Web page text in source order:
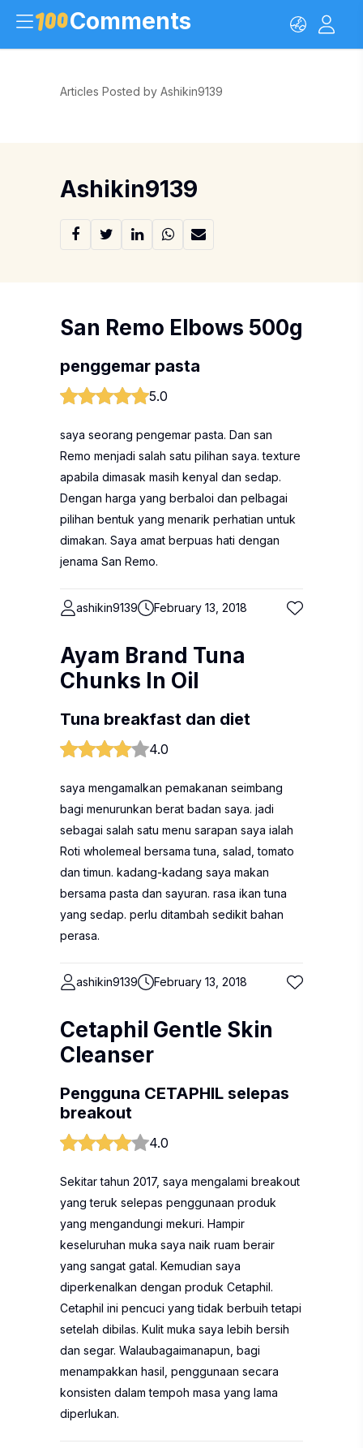
Comments
Articles Posted by Ashikin9139
Ashikin9139
San Remo Elbows 500g
penggemar pasta
5.0
saya seorang pengemar pasta. Dan san
Remo menjadi salah satu pilihan saya. texture
apabila dimasak masih kenyal dan sedap.
Dengan harga yang berbaloi dan pelbagai
pilihan bentuk yang menarik perhatian untuk
dimakan. Saya amat berpuas hati dengan
jenama San Remo.
ashikin9139 February 13, 2018
Ayam Brand Tuna
Chunks In Oil
Tuna breakfast dan diet
4.0
saya mengamalkan pemakanan seimbang
bagi menurunkan berat badan saya. jadi
sebagai salah satu menu sarapan saya ialah
Roti wholemeal bersama tuna, salad, tomato
dan timun. kadang-kadang saya makan
bersama pasta dan sayuran. rasa ikan tuna
yang sedap. perlu ditambah sedikit bahan
perasa.
ashikin9139 February 13, 2018
Cetaphil Gentle Skin
Cleanser
Pengguna CETAPHIL selepas
breakout
4.0
Sekitar tahun 2017, saya mengalami breakout
yang teruk selepas penggunaan produk
yang mengandungi mekuri. Hampir
keseluruhan muka saya naik ruam berair
yang sangat gatal. Kemudian saya
diperkenalkan dengan produk Cetaphil.
Cetaphil ini pencuci yang tidak berbuih tetapi
setelah dibilas. Kulit muka saya lebih bersih
dan segar. Walaubagaimanapun, bagi
menampakkan hasil, penggunaan secara
konsisten dalam tempoh masa yang lama
diperlukan.